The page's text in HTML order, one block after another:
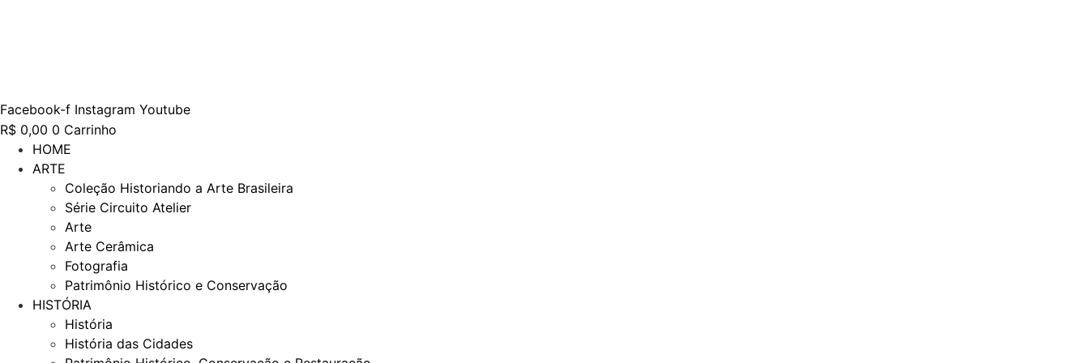
Facebook-f Instagram Youtube
R$ 0,00 0 Carrinho
HOME
ARTE
Coleção Historiando a Arte Brasileira
Série Circuito Atelier
Arte
Arte Cerâmica
Fotografia
Patrimônio Histórico e Conservação
HISTÓRIA
História
História das Cidades